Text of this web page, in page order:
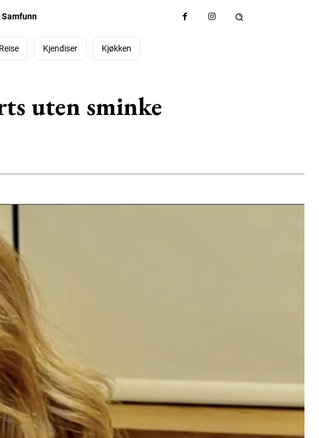
Samfunn
Reise Kjendiser Kjøkken
uten sminke